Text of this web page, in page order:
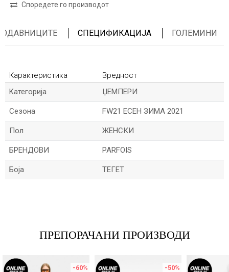
Споредете го производот
СПЕЦИФИКАЦИЈА ГОЛЕМИНИ
Карактеристика
Вредност
Kатегорија
ЏЕМПЕРИ
Сезона FW21 ЕСЕН ЗИМА 2021
Пол ЖЕНСКИ
БРЕНДОВИ PARFOIS
Боја ТЕГЕТ
ПРЕПОРАЧАНИ ПРОИЗВОДИ
-60% -50%